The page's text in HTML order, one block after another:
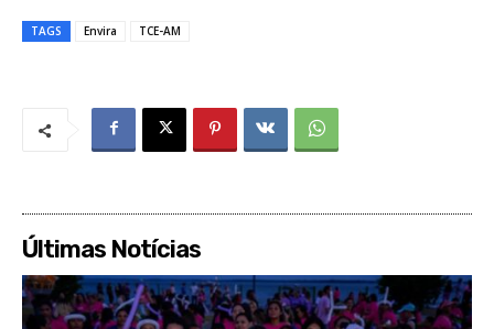
TAGS Envira TCE-AM
Últimas Notícias